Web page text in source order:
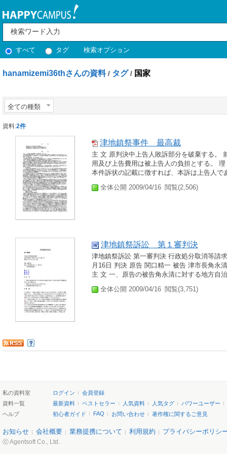
すべて タグ 検索オプション
hanamizemi36thさんの資料 / タグ / 国家
全ての種類
資料:2件
津地鎮祭事件 最高裁
主 文 原判決中上告人敗訴部分を破棄する。
用及び上告費用は被上告人の負担とする。
本件訴状の記載に徴すれば、本訴は上告人で
全体公開 2009/04/16 閲覧(2,506)
津地鎮祭訴訟 第１審判決
津地鎮祭訴訟 第一審判決 行政処分取消等請
月16日 判決 原告 関口精一 被告 津市長角
主 文 一、原告の被告角永清に対する地方自
全体公開 2009/04/16 閲覧(3,751)
私の資料室 ログイン
会員登録
資料一覧
最新資料 ベストセラー 人気資料 人気タグ
パワーユーザー
ヘルプ
初心者ガイド FAQ お問い合わせ 著作権に関するご意見
お知らせ 会社概要 業務提携について 利用規約 プライバシーポリシ
ⓒ Agentsoft Co., Ltd.